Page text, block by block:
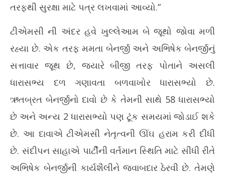
તરફથી સુરક્ષા માટે પત્ર લખવામાં આવ્યો.”
ટીએમસી ની અંદર હવે ખુલ્લેઆમ બે જૂથો જોવા મળી
રહ્યા છે. એક તરફ મમતા બેનર્જી અને અભિષેક બેનર્જીનું
સત્તાવાર જૂથ છે, જ્યારે બીજી તરફ પોતાને અસલી
ધારાસભ્ય દળ ગણાવતા બળવાખોર ધારાસભ્યો છે.
ઋતબ્રત બેનર્જીનો દાવો છે કે તેમની સાથે 58 ધારાસભ્યો
છે અને અન્ય 2 ધારાસભ્યો પણ ટૂંક સમયમાં જોડાઈ શકે
છે. આ દાવાએ ટીએમસી નેતૃત્વની ઊંઘ હરામ કરી દીધી
છે. સંદીપન સાહાએ પાર્ટીની વર્તમાન સ્થિતિ માટે સીધી રીતે
અભિષેક બેનર્જીની કાર્યશૈલીને જવાબદાર ઠેરવી છે. તેમણે